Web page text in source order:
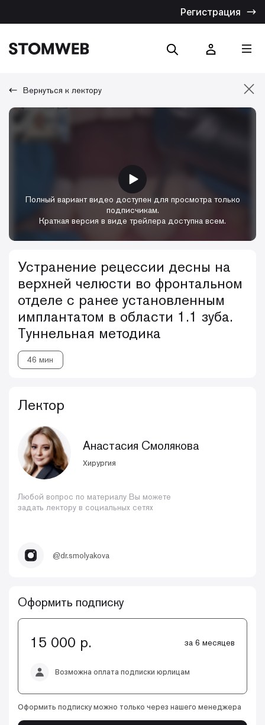
Регистрация
Вернуться к лектору
Полный вариант видео доступен для просмотра только
подписчикам.
Краткая версия в виде трейлера доступна всем.
Устранение рецессии десны на
верхней челюсти во фронтальном
отделе с ранее установленным
имплантатом в области 1.1 зуба.
Туннельная методика
46 мин
Лектор
Анастасия Смолякова
Хирургия
Любой вопрос по материалу Вы можете
задать лектору в социальных сетях
@dr.smolyakova
Оформить подписку
15 000 р. за 6 месяцев
Возможна оплата подписки юрлицам
Оформить подписку можно только через нашего менеджера
Отмена